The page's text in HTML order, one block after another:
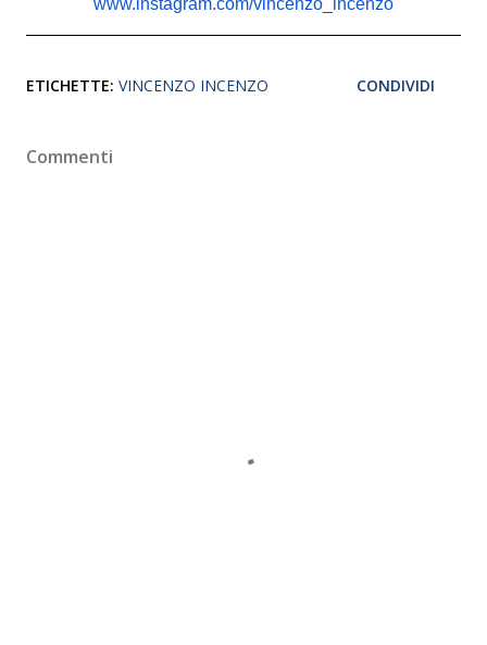
ETICHETTE: VINCENZO INCENZO CONDIVIDI
Commenti